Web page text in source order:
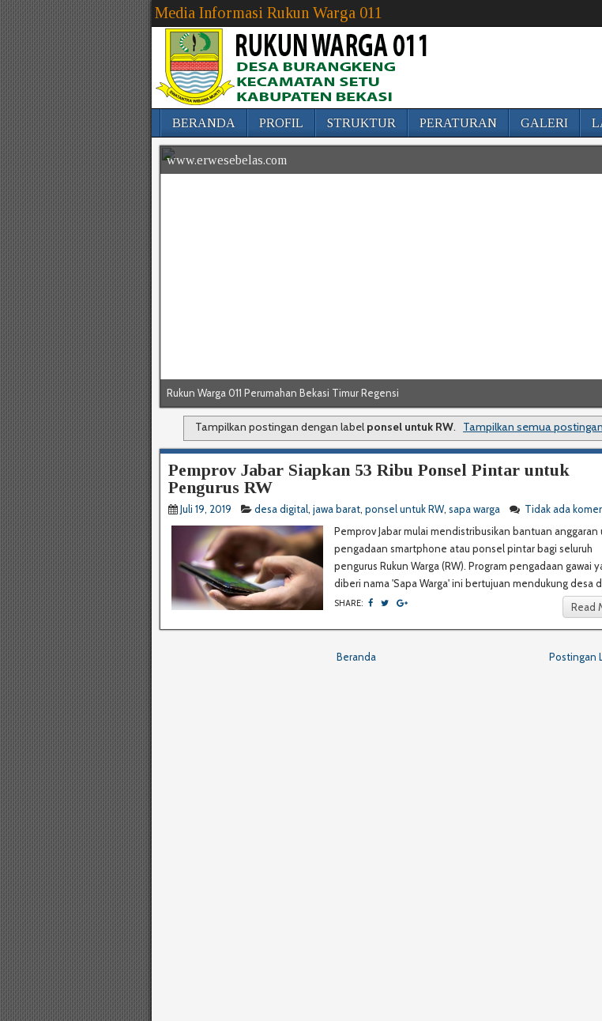
Media Informasi Rukun Warga 011
BERANDA PROFIL STRUKTUR PERATURAN GALERI
www.erwesebelas.com
Rukun Warga 011 Perumahan Bekasi Timur Regensi
www.erwesebelas.com
Rukun Warga 011 Perumahan Bekasi Timur Regensi
Tampilkan postingan dengan label ponsel untuk RW. Tampilkan semua postingan
Pemprov Jabar Siapkan 53 Ribu Ponsel Pintar untuk
Pengurus RW
Juli 19, 2019 desa digital, jawa barat, ponsel untuk RW, sapa warga
Tidak ada
Pemprov Jabar mulai mendistribusikan bantuan anggaran
pengadaan smartphone atau ponsel pintar bagi seluruh
pengurus Rukun Warga (RW). Program pengadaan gawai
diberi nama 'Sapa Warga' ini bertujuan mendukung desa
SHARE: Read
Postingan
Beranda